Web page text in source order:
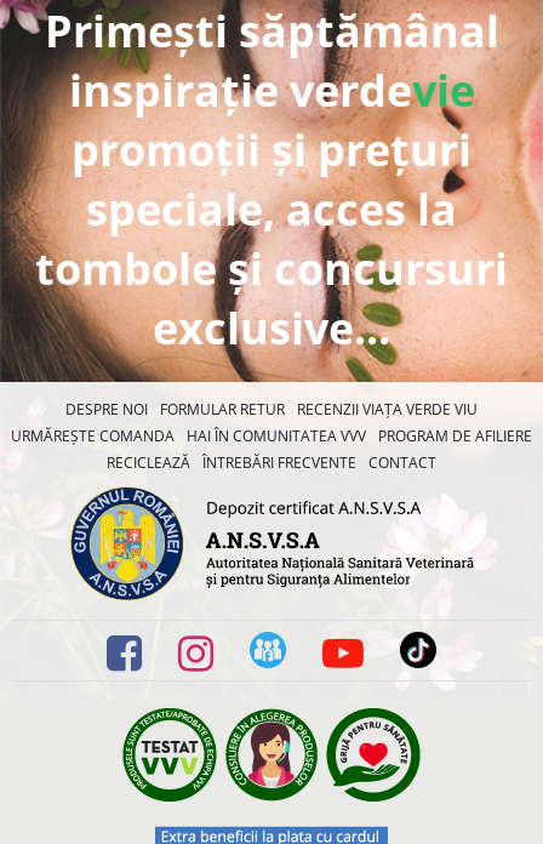
Primești săptămânal
inspirație verdevie
promoții și prețuri
speciale, acces la
tombole și concursuri
exclusive...
DESPRE NOI FORMULAR RETUR
RECENZII VIAȚA VERDE VIU
URMĂREȘTE COMANDA
HAI ÎN COMUNITATEA VVV
PROGRAM DE AFILIERE
RECICLEAZĂ ÎNTREBĂRI FRECVENTE CONTACT